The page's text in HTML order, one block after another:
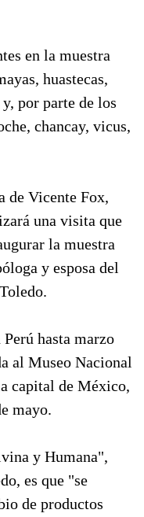
en la muestra
huastecas,
por parte de los
chancay, vicus,
de Vicente Fox,
una visita que
la muestra
y esposa del
hasta marzo
al Museo Nacional
capital de México,
mayo.
y Humana",
es que "se
de productos